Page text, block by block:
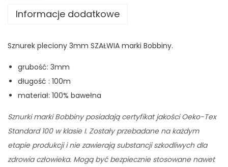
Informacje dodatkowe
Sznurek pleciony 3mm SZAŁWIA marki Bobbiny.
grubość: 3mm
długość : 100m
materiał: 100% bawełna
Sznurki marki Bobbiny posiadają certyfikat jakości Oeko-Tex
Standard 100 w klasie I. Zostały przebadane na każdym
etapie produkcji i nie zawierają substancji szkodliwych dla
zdrowia człowieka. Mogą być bezpiecznie stosowane nawet